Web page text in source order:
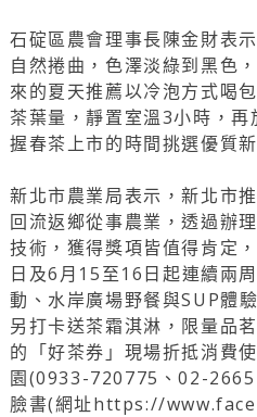
石碇區農會理事長陳金財表
自然捲曲，色澤淡綠到黑色
來的夏天推薦以冷泡方式喝
茶葉量，靜置室溫3小時，
握春茶上市的時間挑選優質
新北市農業局表示，新北市
回流返鄉從事農業，透過辦
技術，獲得獎項皆值得肯定
日及6月15至16日起連續兩
動、水岸廣場野餐與SUP體
另打卡送茶霜淇淋，限量品
的「好茶券」現場折抵消費
園(0933-720775、02-
臉書(網址https://